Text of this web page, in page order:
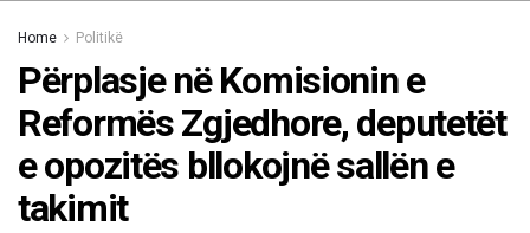
Home Politikë
Përplasje në Komisionin e
Reformës Zgjedhore, deputetët
e opozitës bllokojnë sallën e
takimit